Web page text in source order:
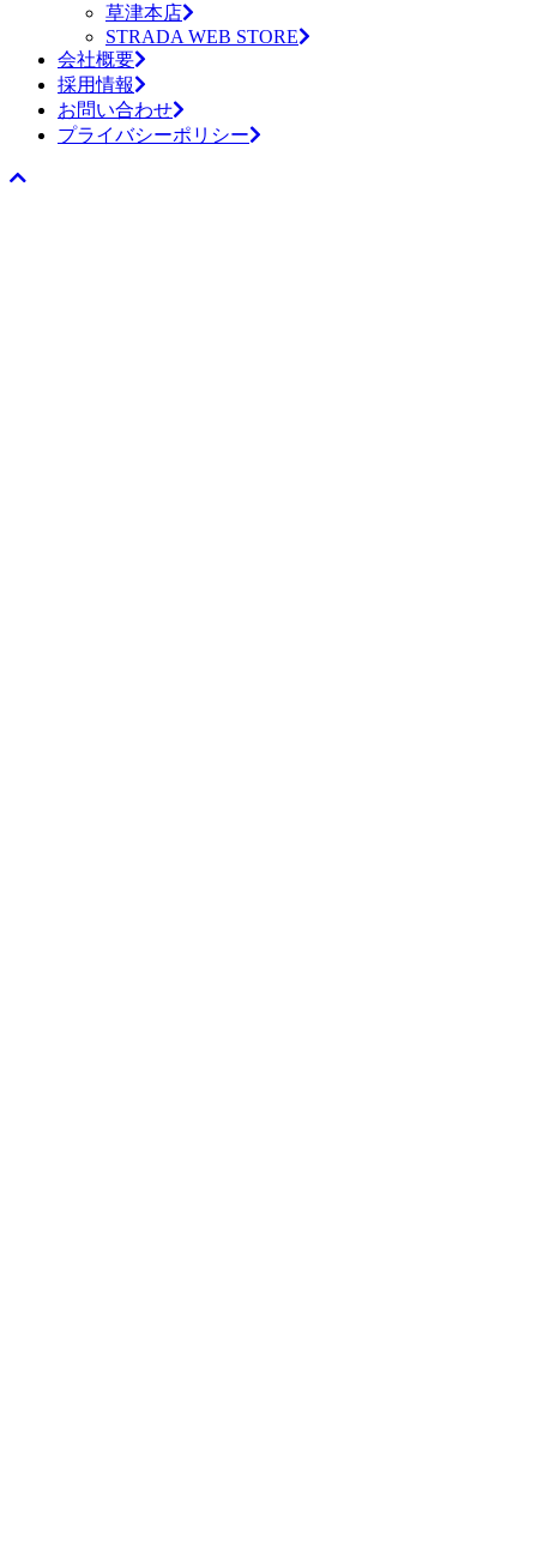
草津本店
STRADA WEB STORE
会社概要
採用情報
お問い合わせ
プライバシーポリシー